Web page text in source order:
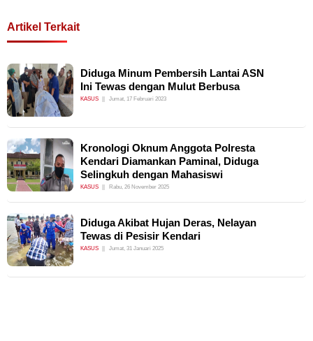
Artikel Terkait
Diduga Minum Pembersih Lantai ASN
Ini Tewas dengan Mulut Berbusa
KASUS Jumat, 17 Februari 2023
Kronologi Oknum Anggota Polresta
Kendari Diamankan Paminal, Diduga
Selingkuh dengan Mahasiswi
KASUS Rabu, 26 November 2025
Diduga Akibat Hujan Deras, Nelayan
Tewas di Pesisir Kendari
KASUS Jumat, 31 Januari 2025